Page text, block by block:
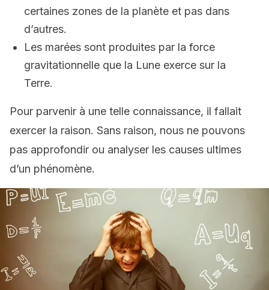
certaines zones de la planète et pas dans
d’autres.
Les marées sont produites par la force
gravitationnelle que la Lune exerce sur la
Terre.
Pour parvenir à une telle connaissance, il fallait
exercer la raison. Sans raison, nous ne pouvons
pas approfondir ou analyser les causes ultimes
d’un phénomène.